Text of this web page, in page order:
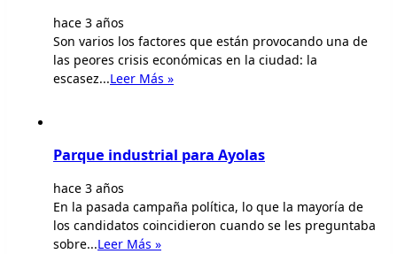
hace 3 años
Son varios los factores que están provocando una de
las peores crisis económicas en la ciudad: la
escasez...Leer Más »
Parque industrial para Ayolas
hace 3 años
En la pasada campaña política, lo que la mayoría de
los candidatos coincidieron cuando se les preguntaba
sobre...Leer Más »